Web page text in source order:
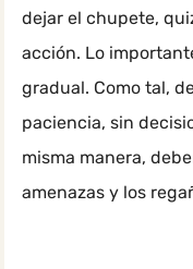
dejar el chupete,
acción. Lo
gradual. Como tal,
paciencia, sin
misma manera,
amenazas y los